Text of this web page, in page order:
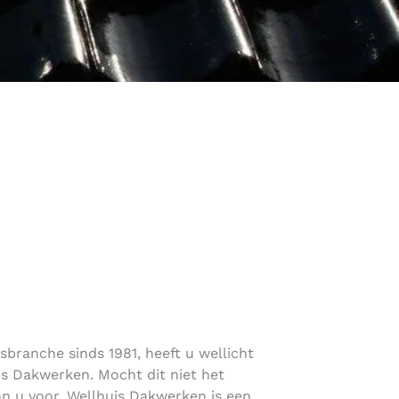
sinds 1981, heeft u wellicht
Dakwerken. Mocht dit niet het